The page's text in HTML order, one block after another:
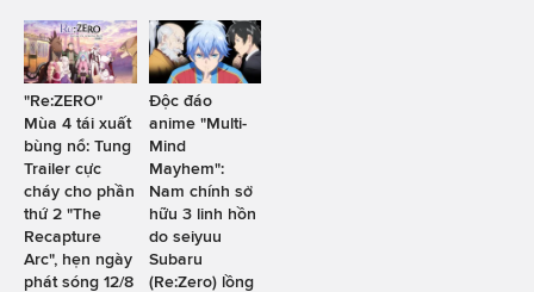
"Re:ZERO"
Mùa 4 tái xuất
bùng nổ: Tung
Trailer cực
cháy cho phần
thứ 2 "The
Recapture
Arc", hẹn ngày
phát sóng 12/8
Độc đáo
anime "Multi-
Mind
Mayhem":
Nam chính sở
hữu 3 linh hồn
do seiyuu
Subaru
(Re:Zero) lồng